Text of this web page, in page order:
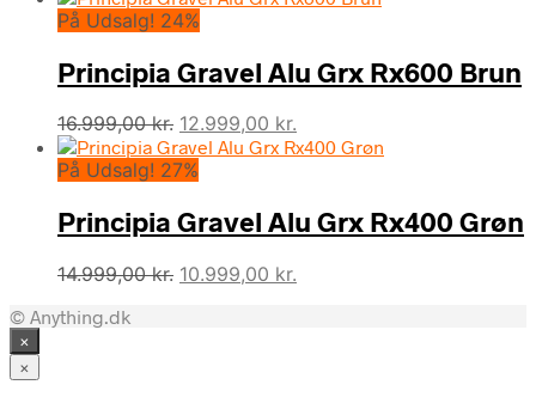
På Udsalg! 24%
Principia Gravel Alu Grx Rx600 Brun
16.999,00kr. Den
oprindelige
pris
16.999,00 kr..
12.999,00 kr.
aktuelle
12.999,00 kr..
På Udsalg! 27%
Principia Gravel Alu Grx Rx400 Grøn
14.999,00kr. Den
10.999,00 kr.
© Anything.dk
×
×